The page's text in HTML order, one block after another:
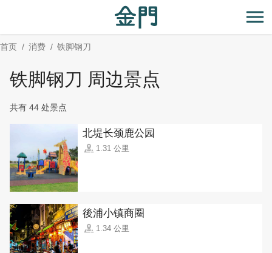
主
要
开
首页 消费 铁脚钢刀
铁脚钢刀 周边景点
共有 44 处景点
北堤长颈鹿公园
1.31 公里
後浦小镇商圈
1.34 公里